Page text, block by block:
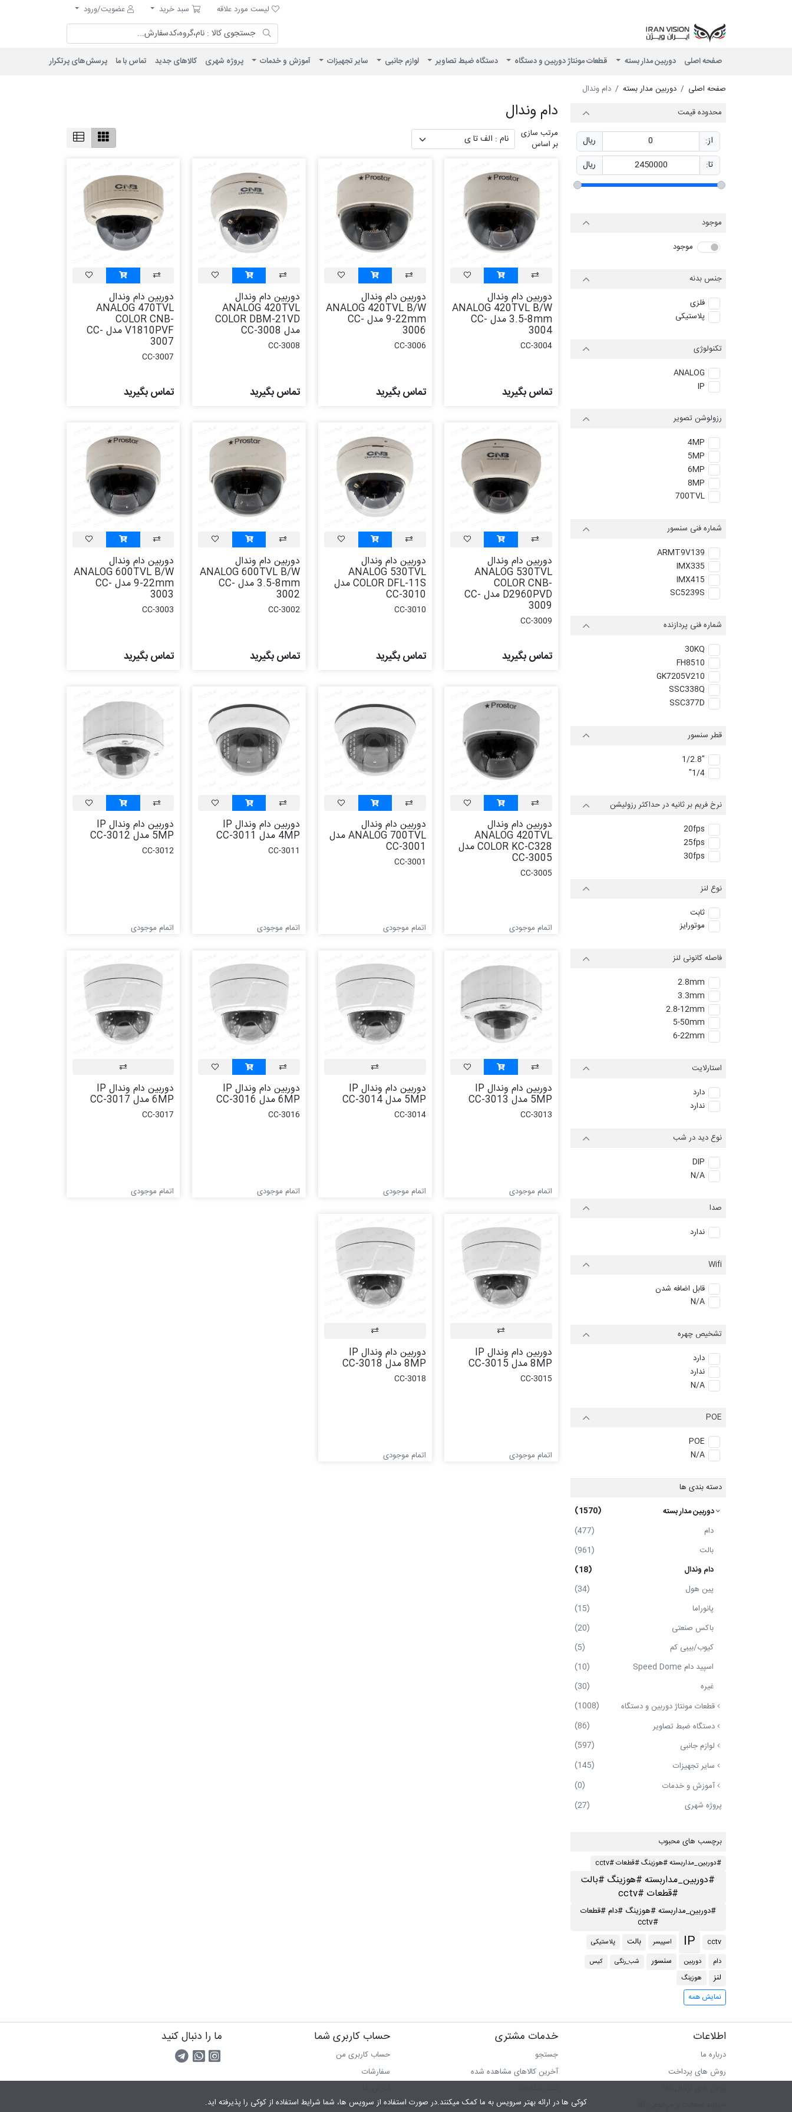
کوکی ها در ارائه بهتر سرویس‎ به ما کمک می‎کنند.در صورت استفاده از سرویس ها، شما شرایط استفاده از کوکی را پذیرفته اید.
لیست مورد علاقه
لیست مورد علاقه سبد خرید
سبد خرید
عضویت/ورود
صفحه اصلی دوربین مدار بسته قطعات مونتاژ دوربین و دستگاه دستگاه ضبط تصاویر لوازم جانبی سایر تجهیزات آموزش و خدمات پروژه شهری کالاهای جدید تماس با ما پرسش‌های پرتکرار
صفحه اصلی دوربین مدار بسته
دام وندال
محدوده قیمت
از: 0
ریال
تا:
2450000 ریال
موجود
موجود
جنس بدنه
فلزی
پلاستیکی
تکنولوژی
ANALOG
IP
رزولوشن تصویر
4MP
5MP
6MP
8MP
700TVL
شماره فنی سنسور
ARMT9V139
IMX335
IMX415
SC5239S
شماره فنی پردازنده
30KQ
FH8510
GK7205V210
SSC338Q
SSC377D
قطر سنسور
"1/2.8
1/4"
نرخ فریم بر ثانیه در حداکثر رزولیشن
20fps
25fps
30fps
نوع لنز
ثابت
موتورایز
فاصله کانونی لنز
2.8mm
3.3mm
2.8-12mm
5-50mm
6-22mm
استارلایت
دارد
ندارد
نوع دید در شب
DIP
N/A
صدا
ندارد
Wifi
قابل اضافه شدن
N/A
تشخیص چهره
دارد
ندارد
N/A
POE
POE
N/A
دسته بندی ها
دوربین مدار بسته
(1570)
دام
(477)
بالت
(961)
دام وندال
(18)
پین هول
(34)
پانوراما
(15)
باکس صنعتی
(20)
کیوب/بیبی کم
(5)
اسپید دام Speed Dome
(10)
غیره
(30)
قطعات مونتاژ دوربین و دستگاه
(1008)
دستگاه ضبط تصاویر
(86)
لوازم جانبی
(597)
سایر تجهیزات
(145)
آموزش و خدمات
(0)
پروژه شهری
(27)
برچسب های محبوب
#دوربین_مداربسته #هوزینگ #قطعات #cctv
#دوربین_مداربسته #هوزینگ #بالت
#قطعات #cctv
#دوربین_مداربسته #هوزینگ #دام #قطعات
#cctv
cctv
IP اسپیسر بالت
پلاستیکی
دام
دوربین سنسور شب_رنگی کیس
لنز هوزینگ
نمایش همه
دام وندال
مرتب سازی
بر اساس
دوربین دام وندال
ANALOG 420TVL B/W
3.5-8mm مدل CC-
3004
CC-3004
تماس بگیرید
دوربین دام وندال
ANALOG 420TVL B/W
9-22mm مدل CC-
3006
CC-3006
تماس بگیرید
دوربین دام وندال
ANALOG 420TVL
COLOR DBM-21VD
مدل CC-3008
CC-3008
تماس بگیرید
دوربین دام وندال
ANALOG 470TVL
COLOR CNB-
V1810PVF مدل CC-
3007
CC-3007
تماس بگیرید
دوربین دام وندال
ANALOG 530TVL
COLOR CNB-
D2960PVD مدل CC-
3009
CC-3009
تماس بگیرید
دوربین دام وندال
ANALOG 530TVL
COLOR DFL-11S مدل
CC-3010
CC-3010
تماس بگیرید
دوربین دام وندال
ANALOG 600TVL B/W
3.5-8mm مدل CC-
3002
CC-3002
تماس بگیرید
دوربین دام وندال
ANALOG 600TVL B/W
9-22mm مدل CC-
3003
CC-3003
تماس بگیرید
دوربین دام وندال
ANALOG 420TVL
COLOR KC-C328 مدل
CC-3005
CC-3005
اتمام موجودی
دوربین دام وندال
ANALOG 700TVL مدل
CC-3001
CC-3001
اتمام موجودی
دوربین دام وندال IP
4MP مدل CC-3011
CC-3011
اتمام موجودی
دوربین دام وندال IP
5MP مدل CC-3012
CC-3012
اتمام موجودی
دوربین دام وندال IP
5MP مدل CC-3013
CC-3013
اتمام موجودی
دوربین دام وندال IP
5MP مدل CC-3014
CC-3014
اتمام موجودی
دوربین دام وندال IP
6MP مدل CC-3016
CC-3016
اتمام موجودی
دوربین دام وندال IP
6MP مدل CC-3017
CC-3017
اتمام موجودی
دوربین دام وندال IP
8MP مدل CC-3015
CC-3015
اتمام موجودی
دوربین دام وندال IP
8MP مدل CC-3018
CC-3018
اتمام موجودی
اطلاعات
درباره ما
روش های پرداخت
خدمات مشتری
جستجو
آخرین کالاهای مشاهده شده
حساب کاربری شما
حساب کاربری من
سفارشات
سبد خرید
ما را دنبال کنید
اینستاگرام
پیام رسان واتس اپ
کانال تلگرام